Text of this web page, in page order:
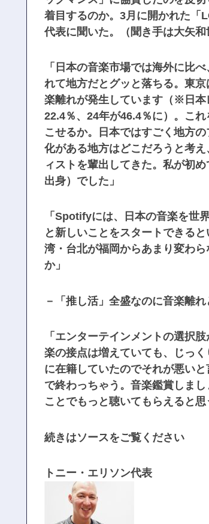
着目するのか。3月に開かれた
代表に聞いた。（聞き手は大矢和
「日本の音楽市場では海外に比
れて地方だとグッと落ちる。東
楽離れが発生しています（※日本
22.4％、24年が46.4％に）。こ
こせるか。日本ではすごく地方
化がある地方はどこだろうと考
ィストを輩出してきた。私が初
出身）でした」
「Spotifyには、日本の音楽を世
と新しいことをスタートできる
湾・台北が福岡からあまり変わ
か」
－「推し活」全盛なのに音楽離れ
「エンターテインメントの選択
楽の接点は増えていても、じっ
に在籍していたのでそれが悪い
で終わっちゃう。音楽鑑賞しま
ことでもっと聴いてもらえると
続きはソースをご覧ください
トニー・エリソン代表